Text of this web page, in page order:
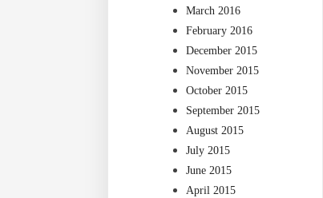
March 2016
February 2016
December 2015
November 2015
October 2015
September 2015
August 2015
July 2015
June 2015
April 2015